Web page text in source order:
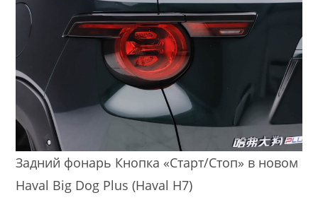
Задний фонарь Кнопка «Старт/Стоп» в новом
Haval Big Dog Plus (Haval H7)